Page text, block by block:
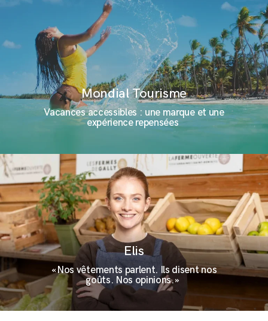
Mondial Tourisme
Vacances accessibles : une marque et une
expérience repensées
Elis
« Nos vêtements parlent. Ils disent nos
goûts. Nos opinions. »